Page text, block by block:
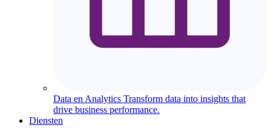
Data en Analytics Transform data into insights that
drive business performance.
Diensten